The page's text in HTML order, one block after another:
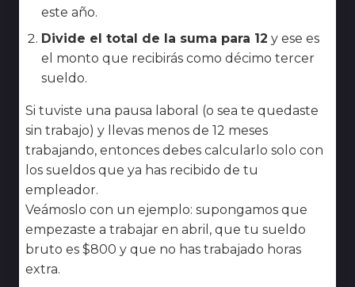
este año.
Divide el total de la suma para 12 y ese es
el monto que recibirás como décimo tercer
sueldo.
Si tuviste una pausa laboral (o sea te quedaste
sin trabajo) y llevas menos de 12 meses
trabajando, entonces debes calcularlo solo con
los sueldos que ya has recibido de tu
empleador.
Veámoslo con un ejemplo: supongamos que
empezaste a trabajar en abril, que tu sueldo
bruto es $800 y que no has trabajado horas
extra.